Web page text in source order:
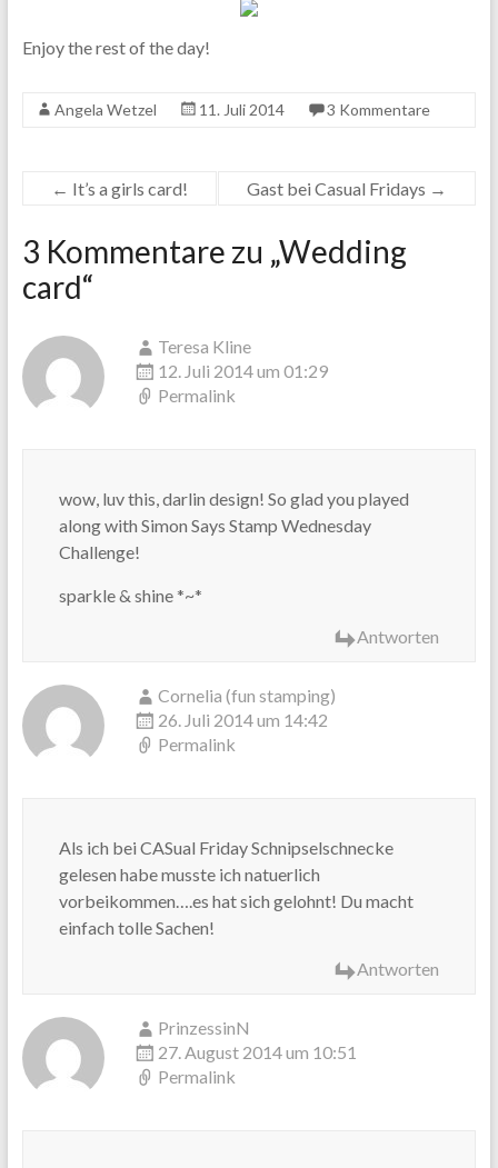
Enjoy the rest of the day!
Angela Wetzel 11. Juli 2014 3 Kommentare
← It’s a girls card! Gast bei Casual Fridays →
3 Kommentare zu „Wedding
card“
Teresa Kline
12. Juli 2014 um 01:29
Permalink
wow, luv this, darlin design! So glad you played
along with Simon Says Stamp Wednesday
Challenge!
sparkle & shine *~*
Antworten
Cornelia (fun stamping)
26. Juli 2014 um 14:42
Permalink
Als ich bei CASual Friday Schnipselschnecke
gelesen habe musste ich natuerlich
vorbeikommen….es hat sich gelohnt! Du macht
einfach tolle Sachen!
Antworten
PrinzessinN
27. August 2014 um 10:51
Permalink